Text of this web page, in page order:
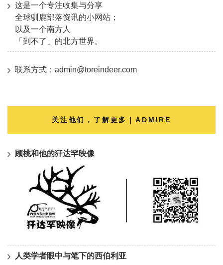
这是一个专注收集与分享
全球驯鹿部落资讯的小网站；
以及一个南方人
「到不了」的北方世界。
联系方式：admin@toreindeer.com
关注他们，了解更多｜ADMIRE
顾桃和他的犴达罕映像
人类学者眼中与笔下的西伯利亚